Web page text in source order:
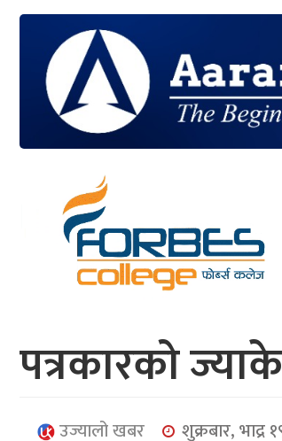
राजनीति
आर्थिक
मनोरञ्जन
युनिकोड
पत्रकारको
उज्यालो खबर शुक्रबार, भाद्र